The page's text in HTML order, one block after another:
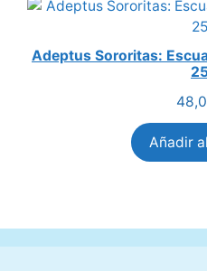
Adeptus Sororitas:
Añadir